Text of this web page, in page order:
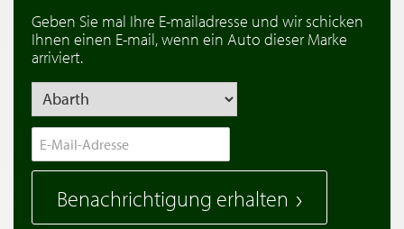
Geben Sie mal Ihre E-mailadresse und wir schicken
Ihnen einen E-mail, wenn ein Auto dieser Marke
arriviert.
Benachrichtigung erhalten